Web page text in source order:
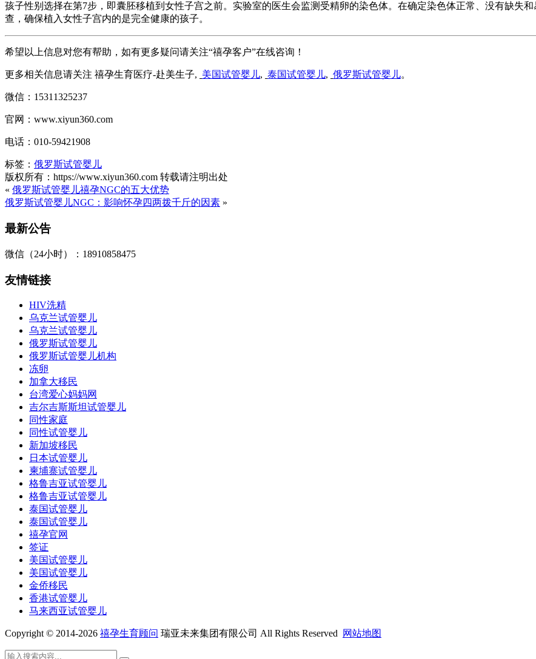
孩子性别选择在第7步，即囊胚移植到女性子宫之前。实验室的医生会监测受精卵的染色体。在确定染色体正常、没有缺失
查，确保植入女性子宫内的是完全健康的孩子。
希望以上信息对您有帮助，如有更多疑问请关注“禧孕客户”在线咨询！
更多相关信息请关注 禧孕生育医疗-赴美生子, 美国试管婴儿, 泰国试管婴儿, 俄罗斯试管婴儿。
微信：15311325237
官网：www.xiyun360.com
电话：010-59421908
标签： 俄罗斯试管婴儿
版权所有：https://www.xiyun360.com 转载请注明出处
« 俄罗斯试管婴儿禧孕NGC的五大优势
俄罗斯试管婴儿NGC：影响怀孕四两拨千斤的因素 »
最新公告
微信（24小时）：18910858475
友情链接
HIV洗精
乌克兰试管婴儿
乌克兰试管婴儿
俄罗斯试管婴儿
俄罗斯试管婴儿机构
冻卵
加拿大移民
台湾爱心妈妈网
吉尔吉斯斯坦试管婴儿
同性家庭
同性试管婴儿
新加坡移民
日本试管婴儿
柬埔寨试管婴儿
格鲁吉亚试管婴儿
格鲁吉亚试管婴儿
泰国试管婴儿
泰国试管婴儿
禧孕官网
签证
美国试管婴儿
美国试管婴儿
金侨移民
香港试管婴儿
马来西亚试管婴儿
Copyright © 2014-2026 禧孕生育顾问 瑞亚未来集团有限公司 All Rights Reserved 网站地图